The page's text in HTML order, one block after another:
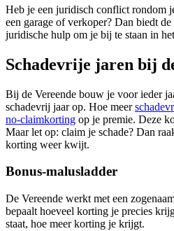
Heb je een juridisch conflict rondom
een garage of verkoper? Dan biedt de
juridische hulp om je bij te staan in
Schadevrije jaren bij
Bij de Vereende bouw je voor ieder
schadevrij jaar op. Hoe meer
no-claimkorting op je premie. Deze
Maar let op: claim je schade? Dan
korting weer kwijt.
Bonus-malusladder
De Vereende werkt met een
bepaalt hoeveel korting je precies
staat, hoe meer korting je krijgt.